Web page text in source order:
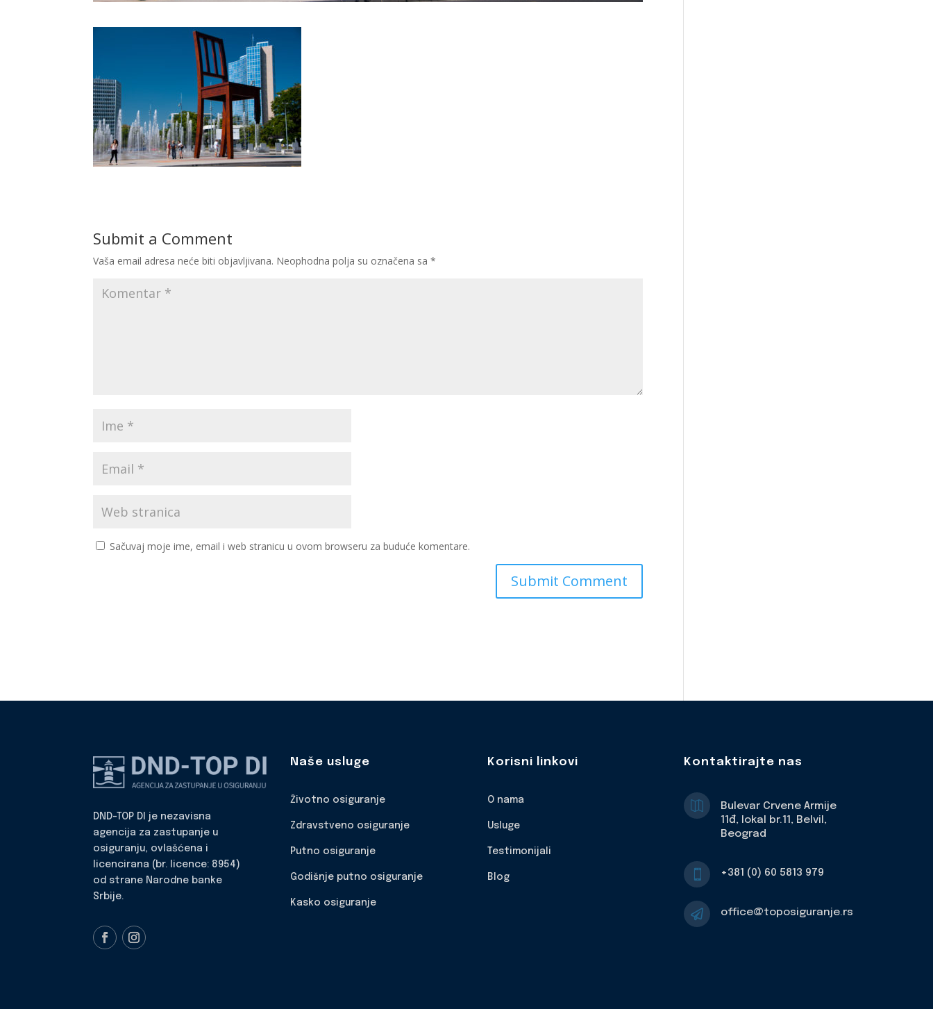
Submit a Comment
Vaša email adresa neće biti objavljivana. Neophodna polja su označena sa*
Sačuvaj moje ime, email i web stranicu u ovom browseru za buduće komentare.
DND-TOP DI je nezavisna
agencija za zastupanje u
osiguranju, ovlašćena i
licencirana (br. licence: 8954)
od strane Narodne banke
Srbije.
Naše usluge
Životno osiguranje
Zdravstveno osiguranje
Putno osiguranje
Godišnje putno osiguranje
Kasko osiguranje
Korisni linkovi
O nama
Usluge
Testimonijali
Blog
Kontaktirajte nas
Bulevar Crvene Armije
11đ, lokal br.11, Belvil,
Beograd
+381 (0) 60 5813 979
 office@toposiguranje.rs